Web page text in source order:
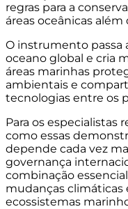
regras para a
áreas oceânicas
O instrumento passa
oceano global e cria
áreas marinhas
ambientais e
tecnologias entre os
Para os especialistas
como essas
depende cada vez
governança
combinação
mudanças climáticas
ecossistemas